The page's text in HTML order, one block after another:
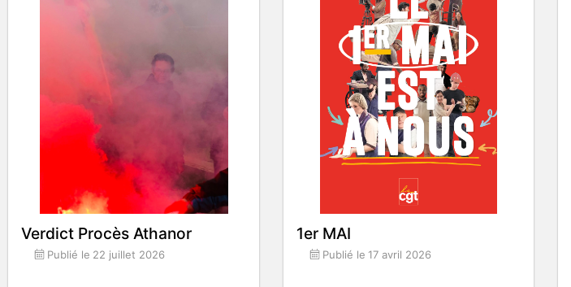
Verdict Procès Athanor
Publié le 22 juillet 2026
1er MAI
Publié le 17 avril 2026